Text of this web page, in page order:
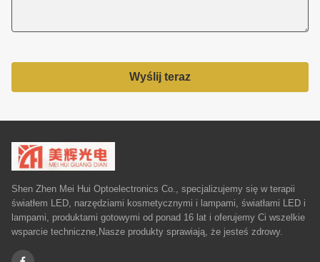
Wyślij teraz
Shen Zhen Mei Hui Optoelectronics Co., specjalizujemy się w terapii
światłem LED, narzędziami kosmetycznymi i lampami, światłami LED i
lampami, produktami gotowymi od ponad 16 lat i oferujemy Ci wszelkie
wsparcie techniczne,Nasze produkty sprawiają, że jesteś zdrowy.